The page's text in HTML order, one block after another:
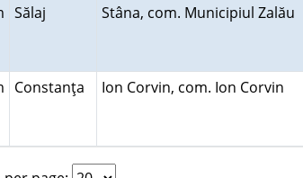
Sălaj Stâna, com. Municipiul Zalău
Constanţa Ion Corvin, com. Ion Corvin